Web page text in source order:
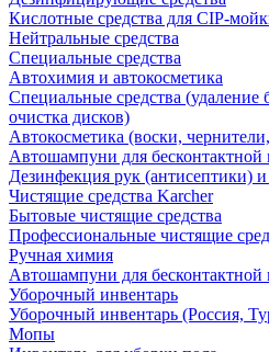
Кислотные средства для CIP-
Нейтральные средства
Специальные средства
Автохимия и автокосметика
Специальные средства (удаление
очистка дисков)
Автокосметика (воски,
Автошампуни для бесконтактной
Дезинфекция рук (антисептики)
Чистящие средства Karcher
Бытовые чистящие средства
Профессиональные чистящие
Ручная химия
Автошампуни для бесконтактной
Уборочный инвентарь
Уборочный инвентарь (Россия,
Мопы